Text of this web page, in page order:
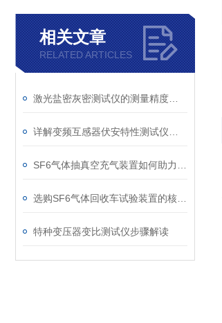
相关文章
RELATED ARTICLES
特种变压器变比测试仪步骤解读